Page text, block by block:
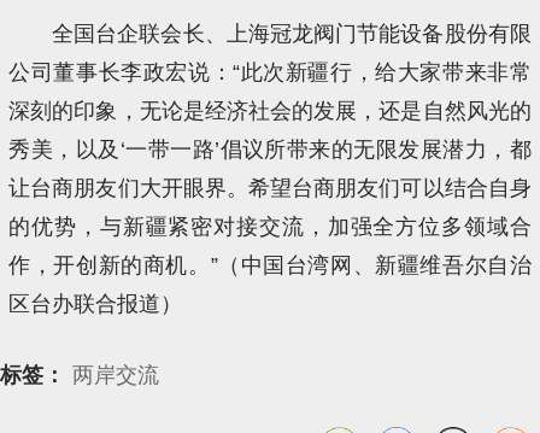
全国台企联会长、上海冠龙阀门节能设备股份有限
公司董事长李政宏说：“此次新疆行，给大家带来非常
深刻的印象，无论是经济社会的发展，还是自然风光的
秀美，以及‘一带一路’倡议所带来的无限发展潜力，都
让台商朋友们大开眼界。希望台商朋友们可以结合自身
的优势，与新疆紧密对接交流，加强全方位多领域合
作，开创新的商机。”（中国台湾网、新疆维吾尔自治
区台办联合报道）
标签： 两岸交流